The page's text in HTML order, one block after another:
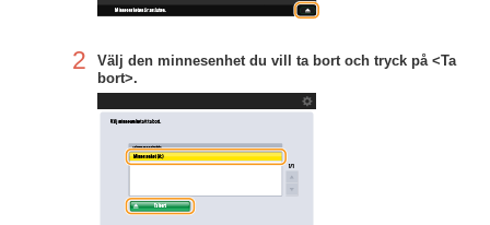
2
Välj den minnesenhet du vill ta bort och tryck på <Ta
bort>.